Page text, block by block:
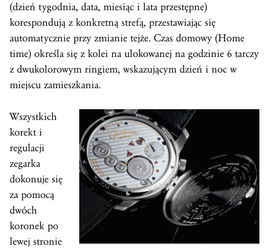
(dzień tygodnia, data, miesiąc i lata przestępne)
korespondują z konkretną strefą, przestawiając się
automatycznie przy zmianie tejże. Czas domowy (Home
time) określa się z kolei na ulokowanej na godzinie 6 tarczy
z dwukolorowym ringiem, wskazującym dzień i noc w
miejscu zamieszkania.
Wszystkich
korekt i
regulacji
zegarka
dokonuje się
za pomocą
dwóch
koronek po
lewej stronie